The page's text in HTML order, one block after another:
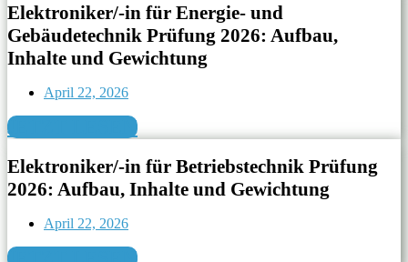
Elektroniker/-in für Energie- und
Gebäudetechnik Prüfung 2026: Aufbau,
Inhalte und Gewichtung
April 22, 2026
JETZT LESEN
Elektroniker/-in für Betriebstechnik Prüfung
2026: Aufbau, Inhalte und Gewichtung
April 22, 2026